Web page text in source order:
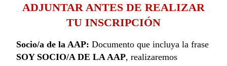
ADJUNTAR ANTES DE REALIZAR
TU INSCRIPCIÓN
Socio/a de la AAP: Documento que incluya la frase
SOY SOCIO/A DE LA AAP, realizaremos